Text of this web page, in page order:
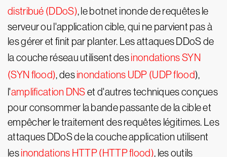
distribué (DDoS), le botnet inonde de requêtes le
serveur ou l'application cible, qui ne parvient pas à
les gérer et finit par planter. Les attaques DDoS de
la couche réseau utilisent desinondations SYN
(SYN flood), desinondations UDP (UDP flood),
l'amplification DNSet d'autres techniques conçues
pour consommer la bande passante de la cible et
empêcher le traitement des requêtes légitimes. Les
attaques DDoS de la couche application utilisent
lesinondations HTTP (HTTP flood), les outils